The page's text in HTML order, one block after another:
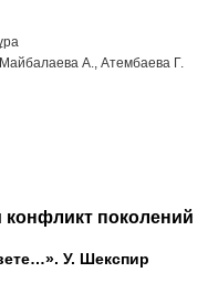
А., Атембаева Г.
конфликт поколений
У. Шекспир